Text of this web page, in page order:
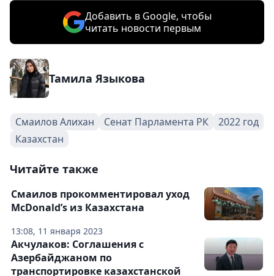
Добавить в Google, чтобы
читать новости первым
Тамила Языкова
Смаилов Алихан Сенат Парламента РК
2022 год
Казахстан
Читайте также
13:08, 11 января 2023
Смаилов прокомментировал уход
McDonald’s из Казахстана
Акчулаков: Соглашения с
Азербайджаном по
транспортировке казахстанской